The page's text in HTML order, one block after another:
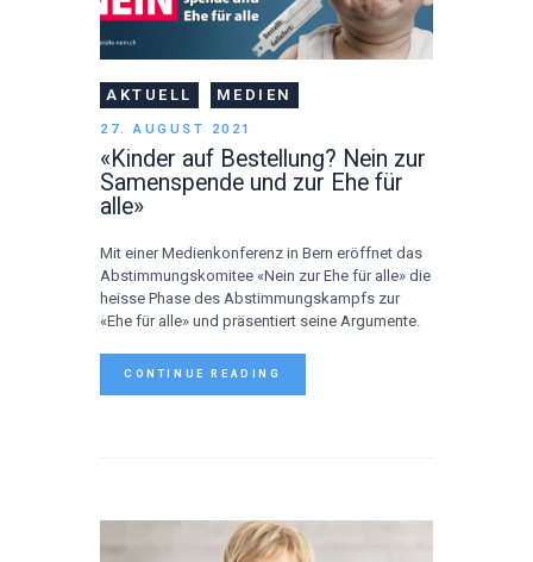
AKTUELL MEDIEN
27. AUGUST 2021
«Kinder auf Bestellung? Nein zur
Samenspende und zur Ehe für
alle»
Mit einer Medienkonferenz in Bern eröffnet das
Abstimmungskomitee «Nein zur Ehe für alle» die
heisse Phase des Abstimmungskampfs zur
«Ehe für alle» und präsentiert seine Argumente.
CONTINUE READING